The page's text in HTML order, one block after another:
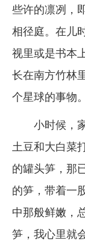
党建工作
企业文化
《资源再生》杂志
些许的凛冽，
相径庭。在儿
视里或是书本
长在南方竹林
个星球的事物。
小时候，
土豆和大白菜
的罐头笋，那
的笋，带着一
中那般鲜嫩，
笋，我心里就